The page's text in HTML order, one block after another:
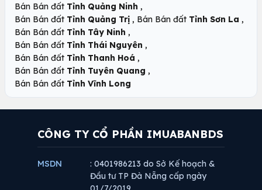
Bán Bán đất Tỉnh Quảng Ninh ,
Bán Bán đất Tỉnh Quảng Trị , Bán Bán đất Tỉnh Sơn La ,
Bán Bán đất Tỉnh Tây Ninh ,
Bán Bán đất Tỉnh Thái Nguyên ,
Bán Bán đất Tỉnh Thanh Hoá ,
Bán Bán đất Tỉnh Tuyên Quang ,
Bán Bán đất Tỉnh Vĩnh Long
CÔNG TY CỔ PHẦN IMUABANBDS
MSDN
: 0401986213 do Sở Kế hoạch &
Đầu tư TP Đà Nẵng cấp ngày